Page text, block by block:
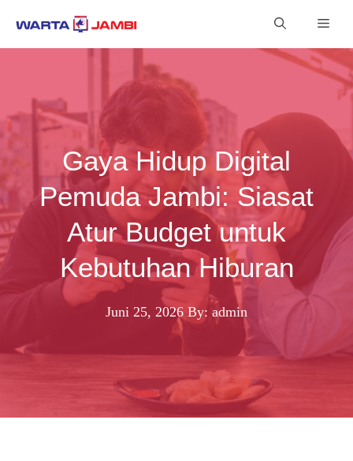
Gaya Hidup Digital
Pemuda Jambi: Siasat
Atur Budget untuk
Kebutuhan Hiburan
Juni 25, 2026 By: admin